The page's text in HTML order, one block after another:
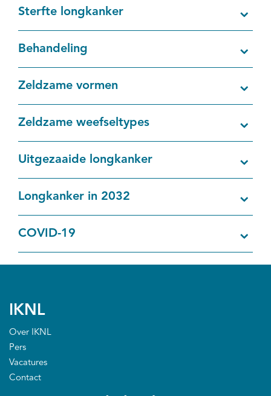
Sterfte longkanker
Behandeling
Zeldzame vormen
Zeldzame weefseltypes
Uitgezaaide longkanker
Longkanker in 2032
COVID-19
IKNL
Over IKNL
Pers
Vacatures
Contact